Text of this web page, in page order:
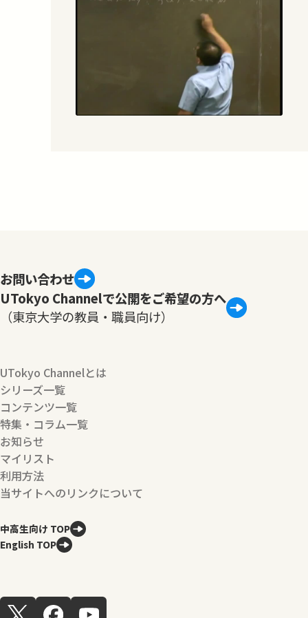
お問い合わせ
UTokyo Channelで公開をご希望の方へ
（東京大学の教員・職員向け）
UTokyo Channelとは
シリーズ一覧
コンテンツ一覧
特集・コラム一覧
お知らせ
マイリスト
利用方法
当サイトへのリンクについて
中高生向け TOP
English TOP